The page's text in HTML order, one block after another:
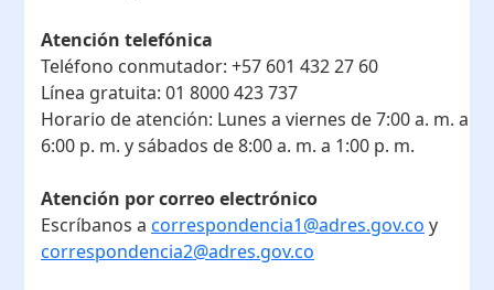
Atención telefónica
Teléfono conmutador: +57 601 432 27 60
Línea gratuita: 01 8000 423 737
Horario de atención: Lunes a viernes de 7:00 a. m. a
6:00 p. m. y sábados de 8:00 a. m. a 1:00 p. m.
Atención por correo electrónico
Escríbanos a correspondencia1@adres.gov.co y
correspondencia2@adres.gov.co